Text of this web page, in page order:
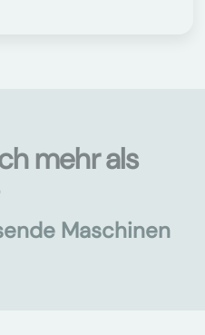
mehr als
Maschinen